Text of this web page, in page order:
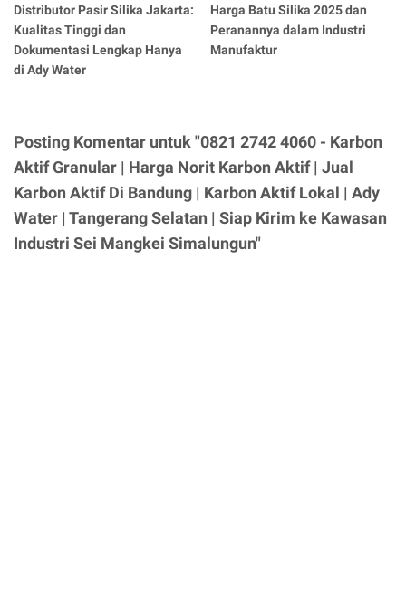
Distributor Pasir Silika Jakarta:
Kualitas Tinggi dan
Dokumentasi Lengkap Hanya
di Ady Water
Harga Batu Silika 2025 dan
Peranannya dalam Industri
Manufaktur
Posting Komentar untuk "0821 2742 4060 - Karbon
Aktif Granular | Harga Norit Karbon Aktif | Jual
Karbon Aktif Di Bandung | Karbon Aktif Lokal | Ady
Water | Tangerang Selatan | Siap Kirim ke Kawasan
Industri Sei Mangkei Simalungun"